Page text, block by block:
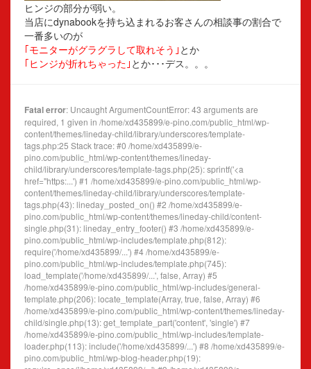
ヒンジの部分が弱い。
当店にdynabookを持ち込まれるお客さんの相談事の割合で
一番多いのが
｢モニターがグラグラして取れそう｣ とか
｢ヒンジが折れちゃった｣ とか･･･デス。。。
Fatal error: Uncaught ArgumentCountError: 43 arguments are
required, 1 given in /home/xd435899/e-pino.com/public_html/wp-
content/themes/lineday-child/library/underscores/template-
tags.php:25 Stack trace: #0 /home/xd435899/e-
pino.com/public_html/wp-content/themes/lineday-
child/library/underscores/template-tags.php(25): sprintf('<a
href="https:...') #1 /home/xd435899/e-pino.com/public_html/wp-
content/themes/lineday-child/library/underscores/template-
tags.php(43): lineday_posted_on() #2 /home/xd435899/e-
pino.com/public_html/wp-content/themes/lineday-child/content-
single.php(31): lineday_entry_footer() #3 /home/xd435899/e-
pino.com/public_html/wp-includes/template.php(812):
require('/home/xd435899/...') #4 /home/xd435899/e-
pino.com/public_html/wp-includes/template.php(745):
load_template('/home/xd435899/...', false, Array) #5
/home/xd435899/e-pino.com/public_html/wp-includes/general-
template.php(206): locate_template(Array, true, false, Array) #6
/home/xd435899/e-pino.com/public_html/wp-content/themes/lineday-
child/single.php(13): get_template_part('content', 'single') #7
/home/xd435899/e-pino.com/public_html/wp-includes/template-
loader.php(113): include('/home/xd435899/...') #8 /home/xd435899/e-
pino.com/public_html/wp-blog-header.php(19):